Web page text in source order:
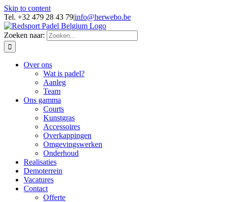
Skip to content
Tel. +32 479 28 43 79|info@herwebo.be
Zoeken naar:
Over ons
Wat is padel?
Aanleg
Team
Ons gamma
Courts
Kunstgras
Accessoires
Overkappingen
Omgevingswerken
Onderhoud
Realisaties
Demoterrein
Vacatures
Contact
Offerte